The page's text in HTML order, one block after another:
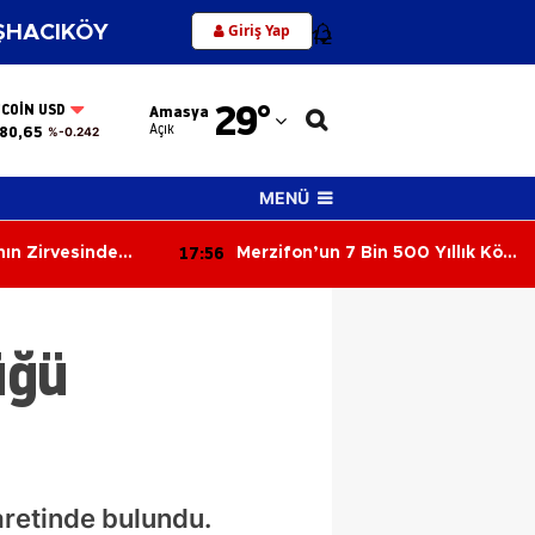
Giriş Yap 12
USD
%-0.242
Amasya
Açık 29°
Adana
Adıyaman
Ağrı
Amasya
Balıkesir
MENÜ
Zirvesinde
17:56
Merzifon’un 7 Bin 500 Yıllık Köyü
bulundu.